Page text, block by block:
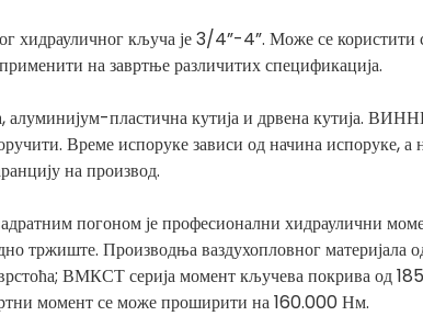
хидрауличног кључа је 3/4”-4”. Може се
на завртње различитих спецификација.
пластична кутија и дрвена кутија.
Време испоруке зависи од начина испоруке, а
на производ.
погоном је професионални хидраулични
тржиште. Производња ваздухопловног материјала
ВМКСТ серија момент кључева покрива од
момент се може проширити на 160.000 Нм.